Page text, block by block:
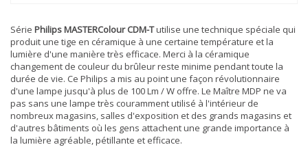
Série Philips MASTERColour CDM-Tutilise une technique spéciale qui
produit une tige en céramique à une certaine température et la
lumière d'une manière très efficace. Merci à la céramique
changement de couleur du brûleur reste minime pendant toute la
durée de vie. Ce Philips a mis au point une façon révolutionnaire
d'une lampe jusqu'à plus de 100 Lm / W offre. Le Maître MDP ne va
pas sans une lampe très couramment utilisé à l'intérieur de
nombreux magasins, salles d'exposition et des grands magasins et
d'autres bâtiments où les gens attachent une grande importance à
la lumière agréable, pétillante et efficace.